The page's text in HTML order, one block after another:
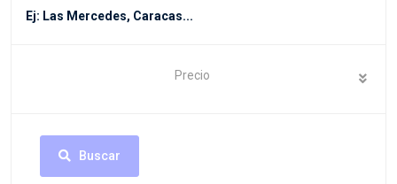
Precio
Buscar